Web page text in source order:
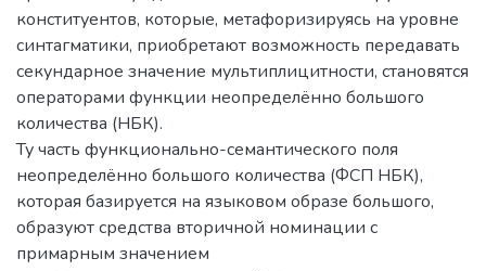
конституентов, которые, метафоризируясь на уровне
синтагматики, приобретают возможность передавать
секундарное значение мультиплицитности, становятся
операторами функции неопределённо большого
количества (НБК).
Ту часть функционально-семантического поля
неопределённо большого количества (ФСП НБК),
которая базируется на языковом образе большого,
образуют средства вторичной номинации с
примарным значением